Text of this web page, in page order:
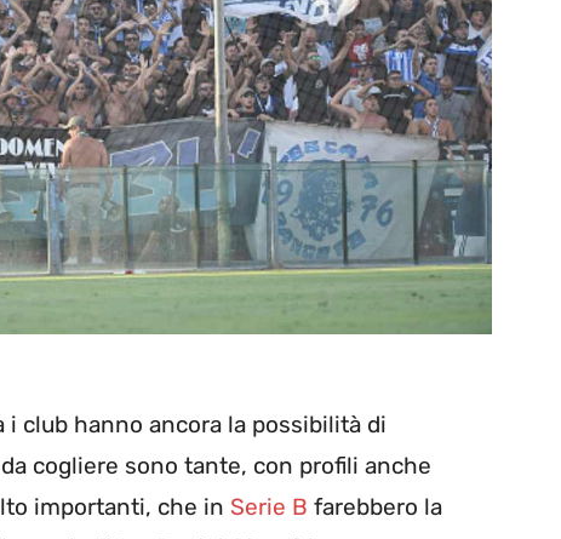
club hanno ancora la possibilità di
cogliere sono tante, con profili anche
importanti, che in Serie B farebbero la